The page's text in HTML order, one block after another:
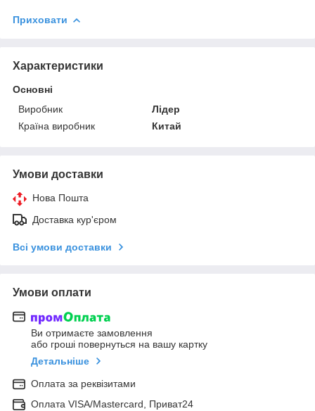
Приховати
Характеристики
Основні
Виробник
Лідер
Країна виробник
Китай
Умови доставки
Нова Пошта
Доставка кур'єром
Всі умови доставки
Умови оплати
Ви отримаєте замовлення
або гроші повернуться на вашу картку
Детальніше
Оплата за реквізитами
Оплата VISA/Mastercard, Приват24